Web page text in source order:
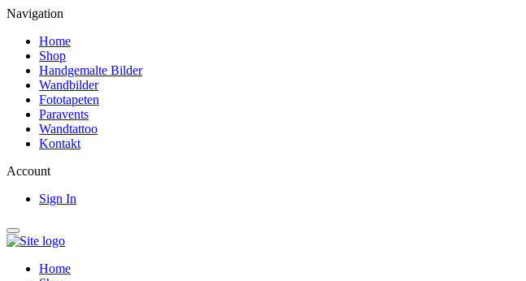
Navigation
Home
Shop
Handgemalte Bilder
Wandbilder
Fototapeten
Paravents
Wandtattoo
Kontakt
Account
Sign In
Home